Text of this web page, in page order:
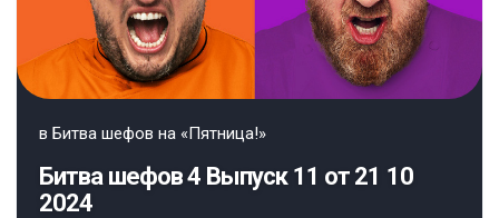
в Битва шефов на «Пятница!»
Битва шефов 4 Выпуск 11 от 21 10
2024